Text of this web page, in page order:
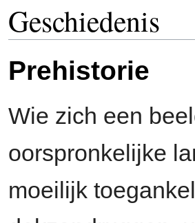
Geschiedenis
Prehistorie
Wie zich een
oorspronkelijke
moeilijk